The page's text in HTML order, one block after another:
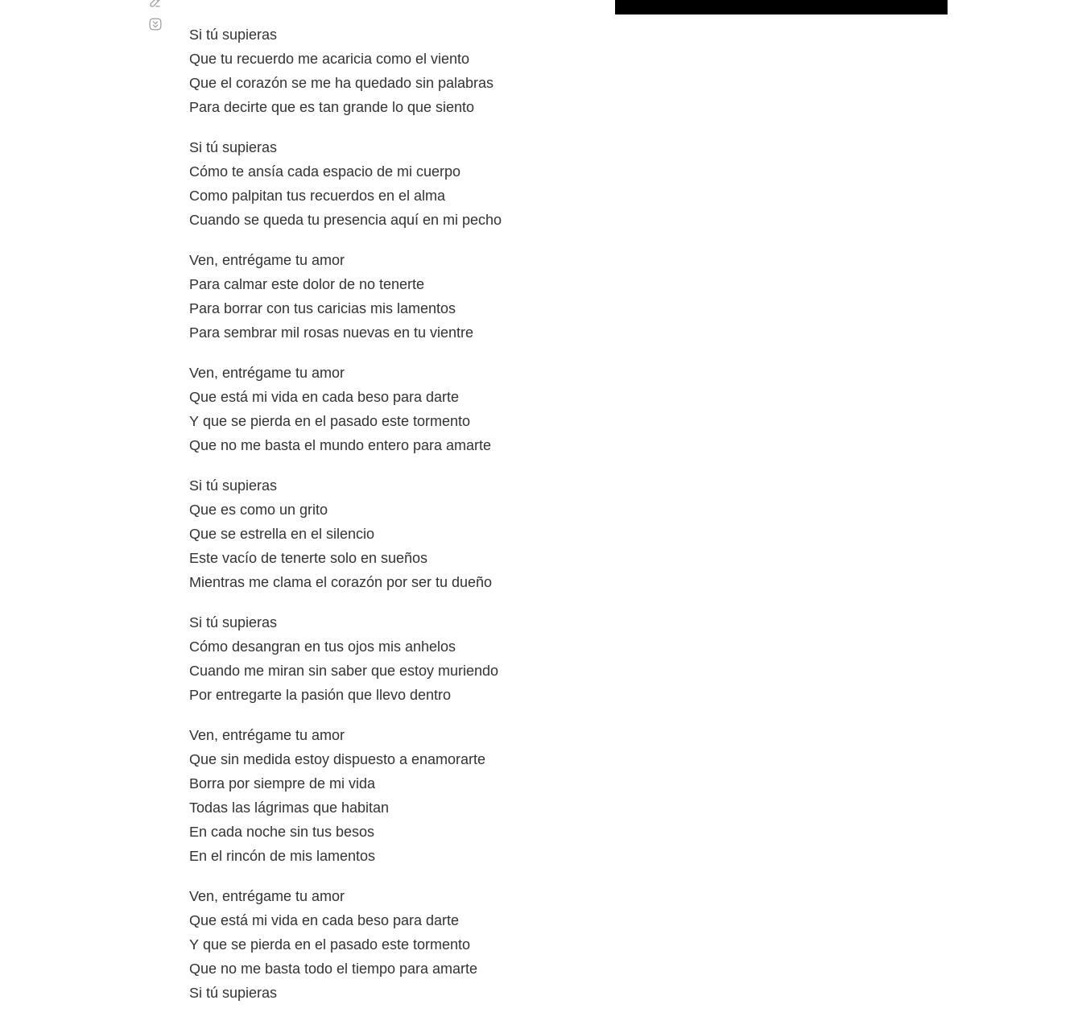
Si tú supieras
Que tu recuerdo me acaricia como el viento
Que el corazón se me ha quedado sin palabras
Para decirte que es tan grande lo que siento
Si tú supieras
Cómo te ansía cada espacio de mi cuerpo
Como palpitan tus recuerdos en el alma
Cuando se queda tu presencia aquí en mi pecho
Ven, entrégame tu amor
Para calmar este dolor de no tenerte
Para borrar con tus caricias mis lamentos
Para sembrar mil rosas nuevas en tu vientre
Ven, entrégame tu amor
Que está mi vida en cada beso para darte
Y que se pierda en el pasado este tormento
Que no me basta el mundo entero para amarte
Si tú supieras
Que es como un grito
Que se estrella en el silencio
Este vacío de tenerte solo en sueños
Mientras me clama el corazón por ser tu dueño
Si tú supieras
Cómo desangran en tus ojos mis anhelos
Cuando me miran sin saber que estoy muriendo
Por entregarte la pasión que llevo dentro
Ven, entrégame tu amor
Que sin medida estoy dispuesto a enamorarte
Borra por siempre de mi vida
Todas las lágrimas que habitan
En cada noche sin tus besos
En el rincón de mis lamentos
Ven, entrégame tu amor
Que está mi vida en cada beso para darte
Y que se pierda en el pasado este tormento
Que no me basta todo el tiempo para amarte
Si tú supieras
automático